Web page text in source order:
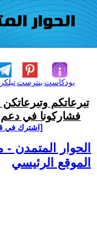
بنترست بودكاست
تبرعاتكم
فشاركونا في دعم
[اشترك في
الحوار المتمدن -
الموقع الرئيسي